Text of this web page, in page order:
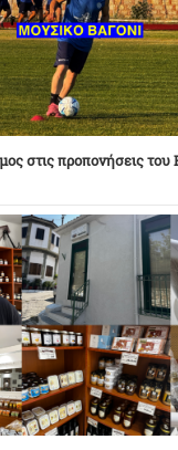
στις προπονήσεις του